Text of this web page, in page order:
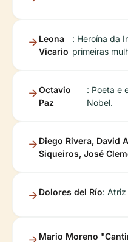
Leona
Vicario
: Heroína da
primeiras
Octavio
Paz
: Poeta e
Nobel.
Diego Rivera, David
Siqueiros, José
Dolores del Río: Atriz
Mario Moreno